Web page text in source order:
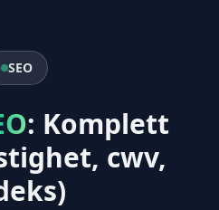
SEO
: Komplett
cwv,